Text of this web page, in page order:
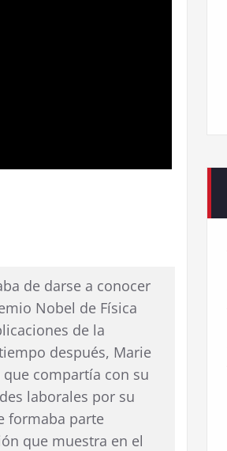
de darse a conocer
Nobel de Física
de la
después, Marie
compartía con su
laborales por su
formaba parte
que muestra en el